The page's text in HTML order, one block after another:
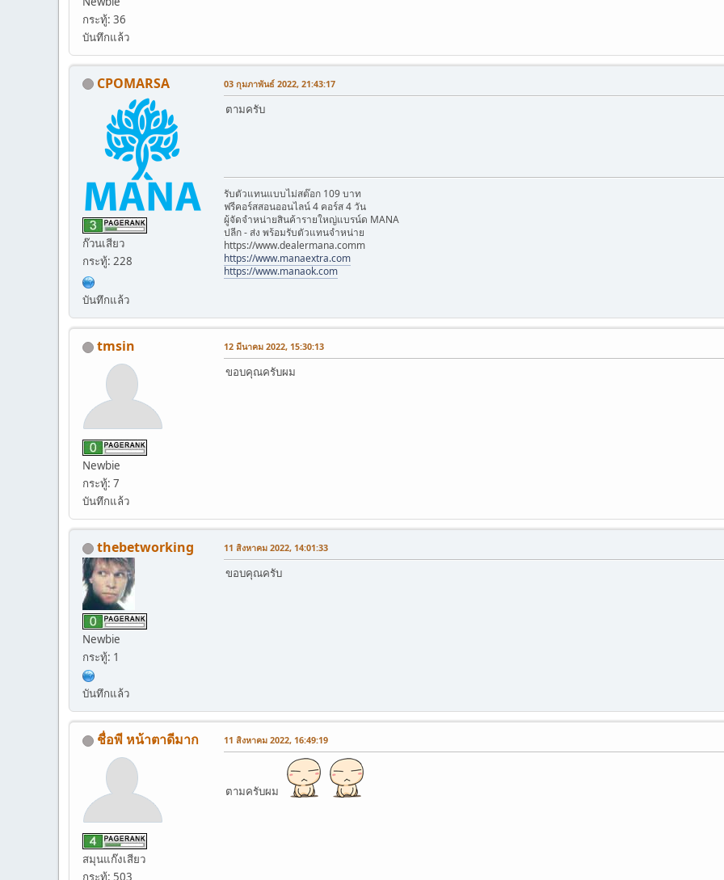
กระทู้: 36
บันทึกแล้ว
CPOMARSA
ก๊วนเสียว
กระทู้: 228
บันทึกแล้ว
03 กุมภาพันธ์ 2022, 21:43:17
ตามครับ
รับตัวแทนแบบไม่สต๊อก 109 บาท
ฟรีคอร์สสอนออนไลน์ 4 คอร์ส 4 วัน
ผู้จัดจำหน่ายสินค้ารายใหญ่แบรน์ด MANA
ปลีก - ส่ง พร้อมรับตัวแทนจำหน่าย
้https://www.dealermana.comm
https://www.manaextra.com
https://www.manaok.com
tmsin
Newbie
กระทู้: 7
บันทึกแล้ว
12 มีนาคม 2022, 15:30:13
ขอบคุณครับผม
thebetworking
Newbie
กระทู้: 1
บันทึกแล้ว
11 สิงหาคม 2022, 14:01:33
ขอบคุณครับ
ชื่อพี หน้าตาดีมาก
สมุนแก๊งเสียว
กระทู้: 503
11 สิงหาคม 2022, 16:49:19
ตามครับผม